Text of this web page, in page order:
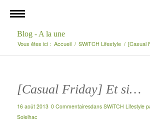
Blog - A la une
Vous êtes ici : Accueil / SWiTCH Lifestyle / [Casual
[Casual Friday] Et si…
16 août 2013 0 Commentairesdans SWiTCH Lifestyle
Solelhac